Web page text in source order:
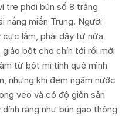
tre phơi bún số 8 trắng
nắng miền Trung. Người
cực lắm, phải dậy từ nửa
bột cho chín tới rồi mới
từ bột mì tinh quê mình
nhưng khi đem ngâm nước
veo và có độ giòn sần
răng như bún gạo thông